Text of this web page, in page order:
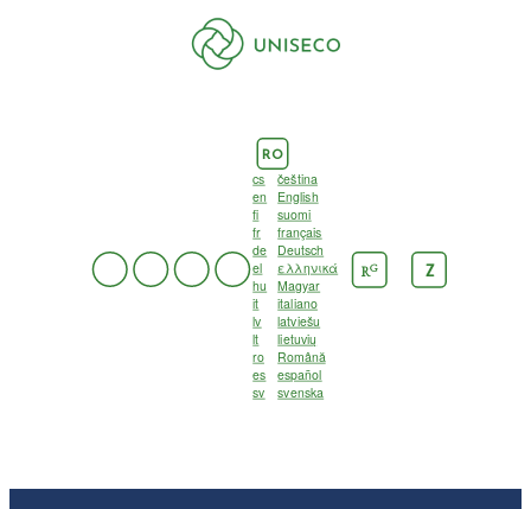
RO
cs
čeština
en
English
fi
suomi
fr
français
de
Deutsch
el
ελληνικά
hu
Magyar
it
italiano
lv
latviešu
lt
lietuvių
ro
Română
es
español
sv
svenska
RG Z